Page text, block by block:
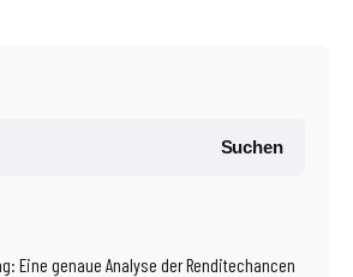
Suchen
Eine genaue Analyse der Renditechancen